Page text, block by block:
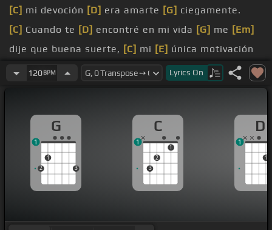
[C] mi devoción [D] era amarte [G] ciegamente.
[C] Cuando te [D] encontré en mi vida [G] me [Em]
dije que buena suerte, [C] mi [E] única motivación
[G]tenerte.
[G]tu sonrisa y
en serios [G]pero el amor
me siguaba,[C] no me querías[E]pero no se te[G]
notaba.
120BPM Lyrics On
G
2
1
3
1
C
3
2
1
1
D
1
1